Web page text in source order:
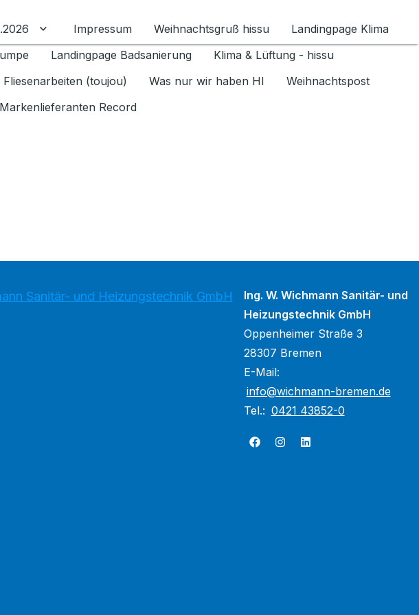
umschalten
Untermenü für Datenschutz 1.6.2026 umschalten
Impressum Weihnachtsgruß hissu
Landingpage Klima
Landingpage Badsanierung
Klima & Lüftung - hissu
Fliesenarbeiten (toujou) Was nur wir haben HI
Weihnachtspost
Markenlieferanten Record
Sanitär- und Heizungstechnik GmbH
Ing. W. Wichmann Sanitär- und
Heizungstechnik GmbH
Oppenheimer Straße 3
28307 Bremen
E-Mail:
info@wichmann-bremen.de
Tel.: 0421 43852-0